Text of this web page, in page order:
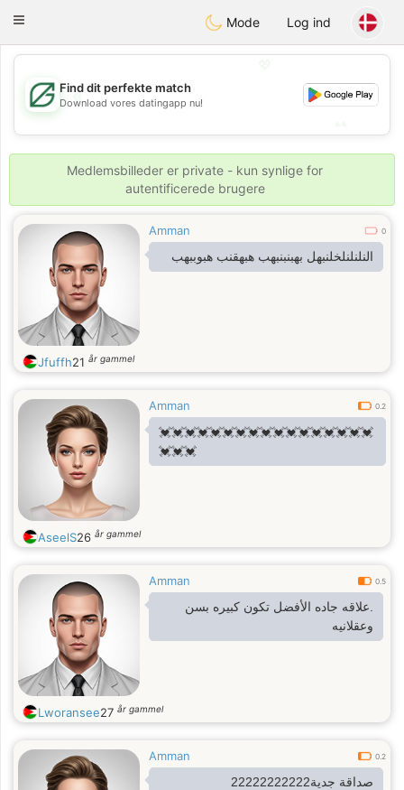
GulfDating
Toggle
Mode Log ind
💖
💕
Find dit perfekte match
Download vores datingapp nu!
Medlemsbilleder er private - kun synlige for
autentificerede brugere
Amman 0
النلنلنلخلنبهل بهبنبنبهب هبهقنب هبوببهب
Jfuffh21 år gammel
Amman 0.2
💓💓💓💓💓💓💓💓💓💓💓💓💓💓💓💓💓
💓💓💓
AseelS26 år gammel
Amman 0.5
.علاقه جاده الأفضل تكون كبيره بسن
وعقلانيه
Lworansee27 år gammel
Amman 0.2
صداقة جدية22222222222